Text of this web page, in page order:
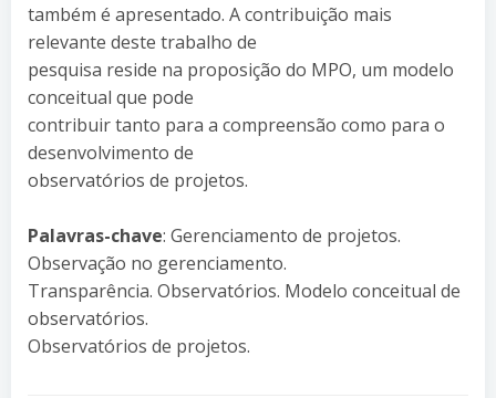
também é apresentado. A contribuição mais
relevante deste trabalho de
pesquisa reside na proposição do MPO, um modelo
conceitual que pode
contribuir tanto para a compreensão como para o
desenvolvimento de
observatórios de projetos.
Palavras-chave: Gerenciamento de projetos.
Observação no gerenciamento.
Transparência. Observatórios. Modelo conceitual de
observatórios.
Observatórios de projetos.